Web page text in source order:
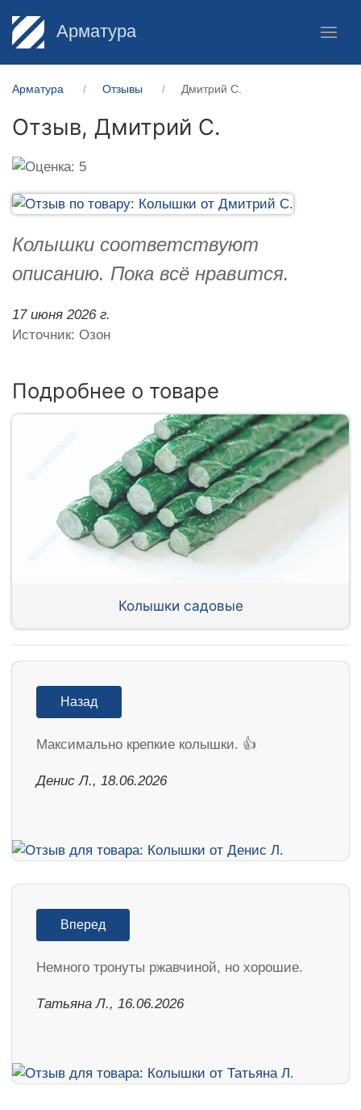
Арматура
Арматура Отзывы Дмитрий С.
Отзыв, Дмитрий С.
Колышки соответствуют
описанию. Пока всё нравится.
17 июня 2026 г.
Источник: Озон
Подробнее о товаре
Колышки садовые
Назад
Максимально крепкие колышки. 👍
Денис Л., 18.06.2026
Вперед
Немного тронуты ржавчиной, но хорошие.
Татьяна Л., 16.06.2026